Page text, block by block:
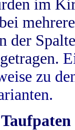
im
der
zu